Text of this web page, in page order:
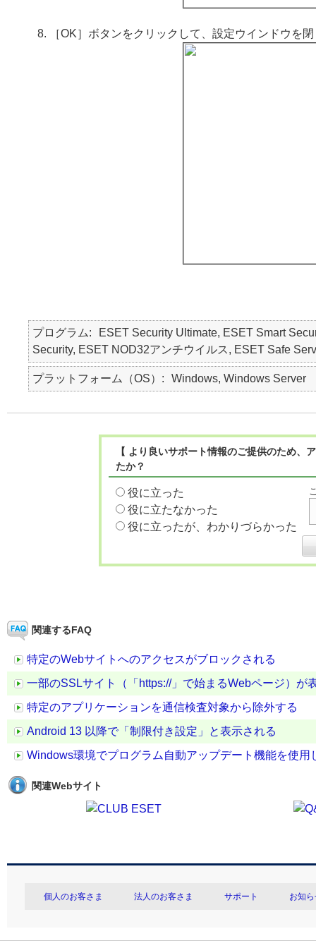
［OK］ボタンをクリックして、設定ウインドウを
プログラム
ESET Security Ultimate, ESET Smart
Security, ESET NOD32アンチウイルス, ESET Safe
プラットフォーム（OS） Windows, Windows Server
【 より良いサポート情報のご提供のため
たか？
役に立った
役に立たなかった
役に立ったが、わかりづらかった
関連するFAQ
特定のWebサイトへのアクセスがブロックされる
一部のSSLサイト（「https://」で始まるWebページ）が
特定のアプリケーションを通信検査対象から除外する
Android 13 以降で「制限付き設定」と表示される
Windows環境でプログラム自動アップデート機能を使
関連Webサイト
個人のお客さま 法人のお客さま サポート お知